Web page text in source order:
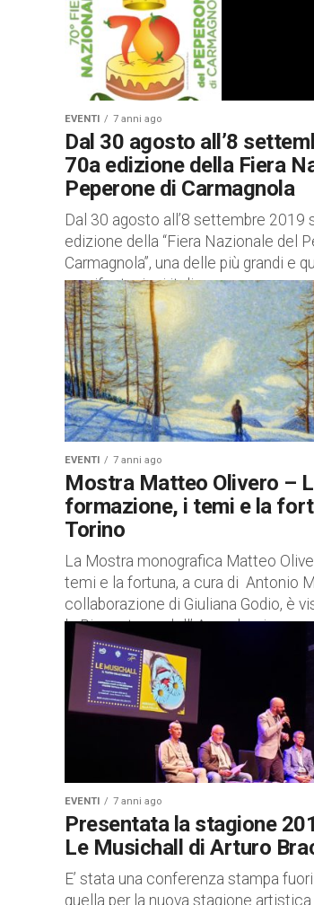
EVENTI 7 anni ago
Dal 30 agosto all’8
70a edizione della Fiera
Peperone di Carmagnola
Dal 30 agosto all’8 settembre 2019
edizione della “Fiera Nazionale del
Carmagnola”, una delle più grandi e
manifestazioni italiane...
EVENTI 7 anni ago
Mostra Matteo Olivero –
formazione, i temi e la
Torino
La Mostra monografica Matteo
temi e la fortuna, a cura di Antonio
collaborazione di Giuliana Godio, è
la Pinacoteca dell’ Accademia...
EVENTI 7 anni ago
Presentata la stagione
Le Musichall di Arturo
E’ stata una conferenza stampa
quella per la nuova stagione artistica